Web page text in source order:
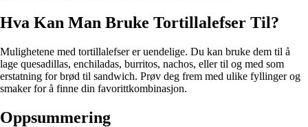
Hva Kan Man Bruke Tortillalefser Til?
Mulighetene med tortillalefser er uendelige. Du kan bruke dem til å
lage quesadillas, enchiladas, burritos, nachos, eller til og med som
erstatning for brød til sandwich. Prøv deg frem med ulike fyllinger og
smaker for å finne din favorittkombinasjon.
Oppsummering